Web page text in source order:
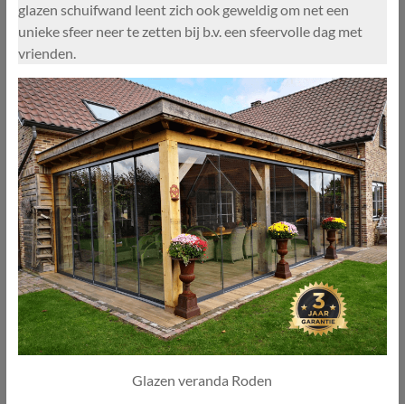
glazen schuifwand leent zich ook geweldig om net een
unieke sfeer neer te zetten bij b.v. een sfeervolle dag met
vrienden.
Glazen veranda Roden